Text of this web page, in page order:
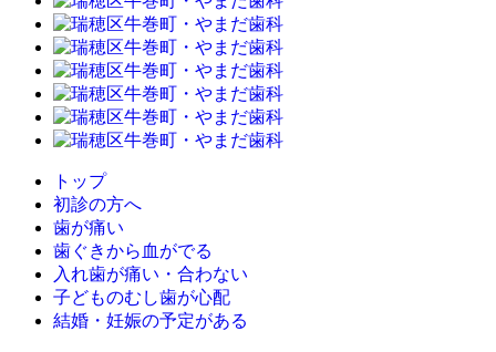
トップ
初診の方へ
歯が痛い
歯ぐきから血がでる
入れ歯が痛い・合わない
子どものむし歯が心配
結婚・妊娠の予定がある